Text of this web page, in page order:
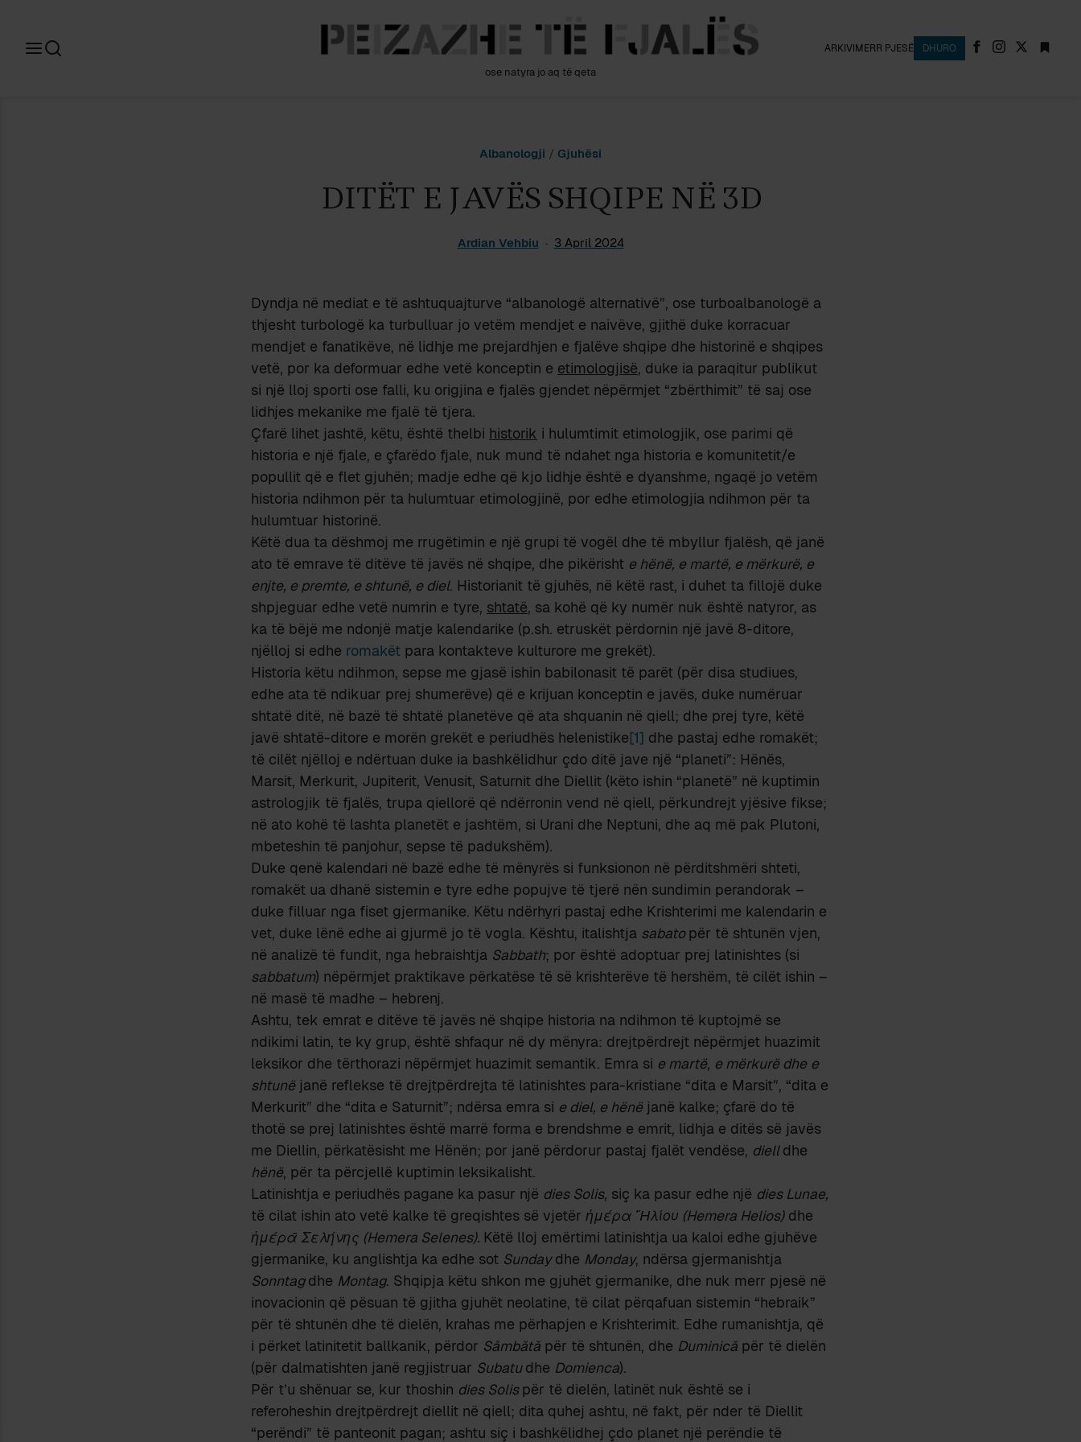
ose natyra jo aq të qeta
ARKIVIMERR PJESË DHURO
Albanologji / Gjuhësi
DITËT E JAVËS SHQIPE NË 3D
Ardian Vehbiu 3 April 2024
Dyndja në mediat e të ashtuquajturve “albanologë alternativë”, ose turboalbanologë a
thjesht turbologë ka turbulluar jo vetëm mendjet e naivëve, gjithë duke korracuar
mendjet e fanatikëve, në lidhje me prejardhjen e fjalëve shqipe dhe historinë e shqipes
vetë, por ka deformuar edhe vetë konceptin e etimologjisë, duke ia paraqitur publikut
si një lloj sporti ose falli, ku origjina e fjalës gjendet nëpërmjet “zbërthimit” të saj ose
lidhjes mekanike me fjalë të tjera.
Çfarë lihet jashtë, këtu, është thelbi historik i hulumtimit etimologjik, ose parimi që
historia e një fjale, e çfarëdo fjale, nuk mund të ndahet nga historia e komunitetit/e
popullit që e flet gjuhën; madje edhe që kjo lidhje është e dyanshme, ngaqë jo vetëm
historia ndihmon për ta hulumtuar etimologjinë, por edhe etimologjia ndihmon për ta
hulumtuar historinë.
Këtë dua ta dëshmoj me rrugëtimin e një grupi të vogël dhe të mbyllur fjalësh, që janë
ato të emrave të ditëve të javës në shqipe, dhe pikërisht e hënë, e martë, e mërkurë, e
enjte, e premte, e shtunë, e diel. Historianit të gjuhës, në këtë rast, i duhet ta fillojë duke
shpjeguar edhe vetë numrin e tyre, shtatë, sa kohë që ky numër nuk është natyror, as
ka të bëjë me ndonjë matje kalendarike (p.sh. etruskët përdornin një javë 8-ditore,
njëlloj si edhe romakët para kontakteve kulturore me grekët).
Historia këtu ndihmon, sepse me gjasë ishin babilonasit të parët (për disa studiues,
edhe ata të ndikuar prej shumerëve) që e krijuan konceptin e javës, duke numëruar
shtatë ditë, në bazë të shtatë planetëve që ata shquanin në qiell; dhe prej tyre, këtë
javë shtatë-ditore e morën grekët e periudhës helenistike[1] dhe pastaj edhe romakët;
të cilët njëlloj e ndërtuan duke ia bashkëlidhur çdo ditë jave një “planeti”: Hënës,
Marsit, Merkurit, Jupiterit, Venusit, Saturnit dhe Diellit (këto ishin “planetë” në kuptimin
astrologjik të fjalës, trupa qiellorë që ndërronin vend në qiell, përkundrejt yjësive fikse;
në ato kohë të lashta planetët e jashtëm, si Urani dhe Neptuni, dhe aq më pak Plutoni,
mbeteshin të panjohur, sepse të padukshëm).
Duke qenë kalendari në bazë edhe të mënyrës si funksionon në përditshmëri shteti,
romakët ua dhanë sistemin e tyre edhe popujve të tjerë nën sundimin perandorak –
duke filluar nga fiset gjermanike. Këtu ndërhyri pastaj edhe Krishterimi me kalendarin e
vet, duke lënë edhe ai gjurmë jo të vogla. Kështu, italishtja sabatopër të shtunën vjen,
në analizë të fundit, nga hebraishtja Sabbath; por është adoptuar prej latinishtes (si
sabbatum) nëpërmjet praktikave përkatëse të së krishterëve të hershëm, të cilët ishin –
në masë të madhe – hebrenj.
Ashtu, tek emrat e ditëve të javës në shqipe historia na ndihmon të kuptojmë se
ndikimi latin, te ky grup, është shfaqur në dy mënyra: drejtpërdrejt nëpërmjet huazimit
leksikor dhe tërthorazi nëpërmjet huazimit semantik. Emra si e martë, e mërkurë dhe e
shtunë janë reflekse të drejtpërdrejta të latinishtes para-kristiane “dita e Marsit”, “dita e
Merkurit” dhe “dita e Saturnit”; ndërsa emra si e diel, e hënë janë kalke; çfarë do të
thotë se prej latinishtes është marrë forma e brendshme e emrit, lidhja e ditës së javës
me Diellin, përkatësisht me Hënën; por janë përdorur pastaj fjalët vendëse, dielldhe
hënë, për ta përcjellë kuptimin leksikalisht.
Latinishtja e periudhës pagane ka pasur një dies Solis, siç ka pasur edhe një dies Lunae,
të cilat ishin ato vetë kalke të greqishtes së vjetër ἡμέρα Ἥλίου (Hemera Helios)dhe
ἡμέρᾱ Σελήνης (Hemera Selenes). Këtë lloj emërtimi latinishtja ua kaloi edhe gjuhëve
gjermanike, ku anglishtja ka edhe sot Sundaydhe Monday, ndërsa gjermanishtja
Sonntagdhe Montag. Shqipja këtu shkon me gjuhët gjermanike, dhe nuk merr pjesë në
inovacionin që pësuan të gjitha gjuhët neolatine, të cilat përqafuan sistemin “hebraik”
për të shtunën dhe të dielën, krahas me përhapjen e Krishterimit. Edhe rumanishtja, që
i përket latinitetit ballkanik, përdor Sâmbătă për të shtunën, dhe Duminică për të dielën
(për dalmatishten janë regjistruar Subatudhe Domienca).
Për t’u shënuar se, kur thoshin dies Solispër të dielën, latinët nuk është se i
referoheshin drejtpërdrejt diellit në qiell; dita quhej ashtu, në fakt, për nder të Diellit
“perëndi” të panteonit pagan; ashtu siç i bashkëlidhej çdo planet një perëndie të